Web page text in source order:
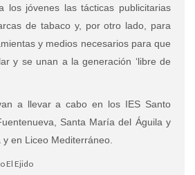
los jóvenes las tácticas publicitarias
de tabaco y, por otro lado, para
y medios necesarios para que
y se unan a la generación ‘libre de
a llevar a cabo en los IES Santo
Santa María del Águila y
y en Liceo Mediterráneo.
El Ejido